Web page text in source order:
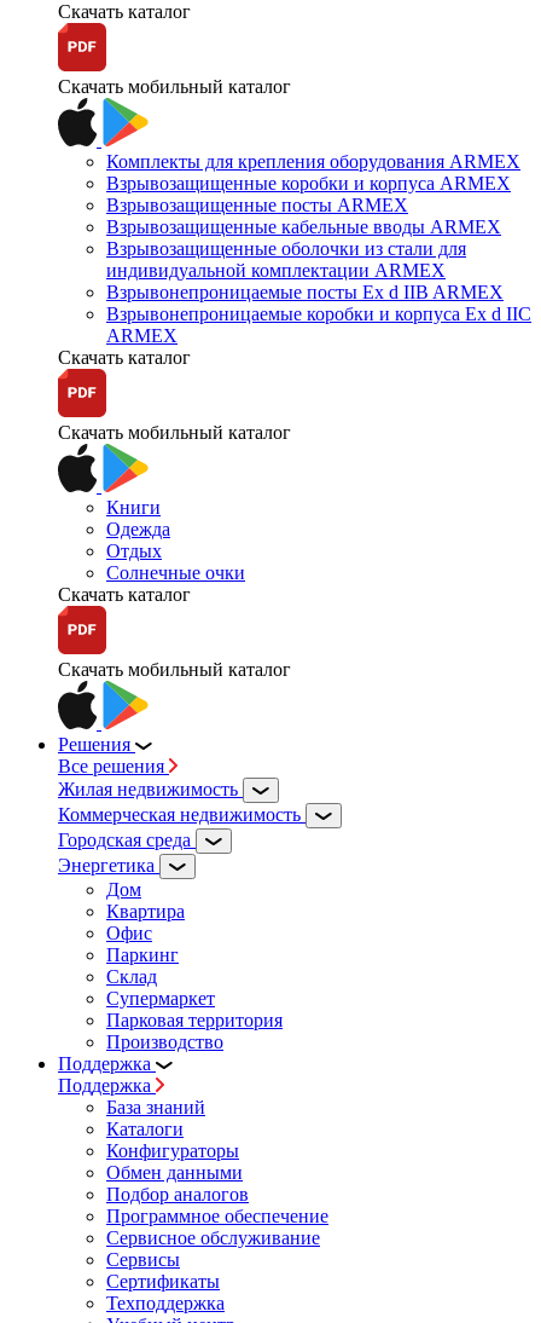
Скачать каталог
Скачать мобильный каталог
Комплекты для крепления оборудования ARMEX
Взрывозащищенные коробки и корпуса ARMEX
Взрывозащищенные посты ARMEX
Взрывозащищенные кабельные вводы ARMEX
Взрывозащищенные оболочки из стали для
индивидуальной комплектации ARMEX
Взрывонепроницаемые посты Ex d IIB ARMEX
Взрывонепроницаемые коробки и корпуса Ex d IIС
ARMEX
Скачать каталог
Скачать мобильный каталог
Книги
Одежда
Отдых
Солнечные очки
Скачать каталог
Скачать мобильный каталог
Решения
Все решения
Жилая недвижимость
Коммерческая недвижимость
Городская среда
Энергетика
Дом
Квартира
Офис
Паркинг
Склад
Супермаркет
Парковая территория
Производство
Поддержка
Поддержка
База знаний
Каталоги
Конфигураторы
Обмен данными
Подбор аналогов
Программное обеспечение
Сервисное обслуживание
Сервисы
Сертификаты
Техподдержка